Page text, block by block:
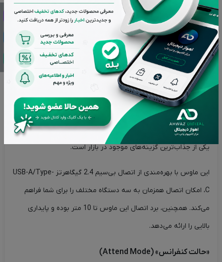
بازگشت وجه در صورت عدم رضایت
اصالت کالاها از برترین برندها
تحویل سریع در کمترین زمان ممکن
توضیحات ویژگی های محصول برند محصول نقد و بررسی‌ها (0)
ماوس بی سیم گرین لاین مدل Turtle Mouse
ماوس بی‌سیم گرین‌لاین مدل Turtle با طراحی شفاف و منحصربه‌فرد،
یکی از جذاب‌ترین گزینه‌های موجود در بازار است.
این ماوس با بهره‌مندی از اتصال بی‌سیم 2.4 گیگاهرتز USB-A/Type-
C، امکان اتصال همزمان به سه دستگاه مختلف را برای شما فراهم
می‌کند. همچنین، برد اتصال این ماوس تا 10 متر بوده و پایداری
بالایی را ارائه می‌دهد.
«حالت کنفرانس» (Attend Mode)